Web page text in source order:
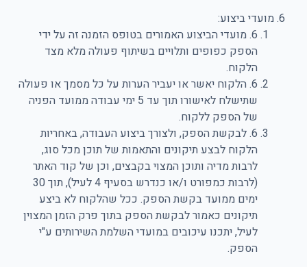
מועדי ביצוע:
6. מועדי הביצוע האמורים בטופס הזמנה זה על ידי
הספק כפופים ותלויים בשיתוף פעולה מלא מצד
הלקוח.
6. הלקוח יאשר או יעביר הערות על כל מסמך או פעולה
שתישלח לאישורו תוך עד 5 ימי עבודה ממועד הפניה
של הספק ללקוח.
6. לבקשת הספק, ולצורך ביצוע העבודה, באחריות
הלקוח לבצע תיקונים והתאמות של תוכן מכל סוג,
לרבות מדיה ותוכן המצוי בקבצים, וכן של קוד האתר
(לרבות כמפורט ו/או כנדרש בסעיף 4 לעיל), תוך 30
ימים ממועד בקשת הספק. ככל שהלקוח לא ביצע
תיקונים כאמור לבקשת הספק בתוך פרק הזמן המצוין
לעיל, יתכנו עיכובים במועדי השלמת השירותים ע"י
הספק.